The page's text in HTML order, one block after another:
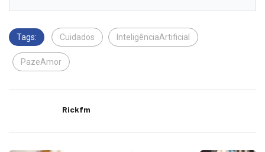
Tags: Cuidados InteligênciaArtificial
PazeAmor
Rickfm